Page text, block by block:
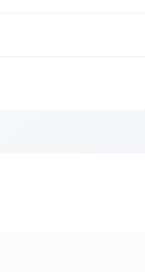
Ausgleich.
und eine gute